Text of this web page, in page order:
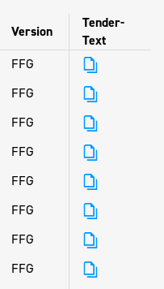
Version
Tender-
Text
FFG
FFG
FFG
FFG
FFG
FFG
FFG
FFG